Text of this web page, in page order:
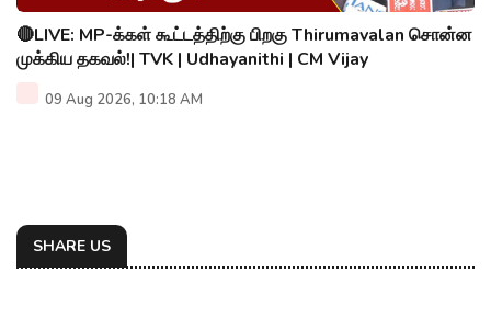
🔴LIVE: MP-க்கள் கூட்டத்திற்கு பிறகு Thirumavalan சொன்ன
முக்கிய தகவல்!| TVK | Udhayanithi | CM Vijay
09 Aug 2026, 10:18 AM
SHARE US